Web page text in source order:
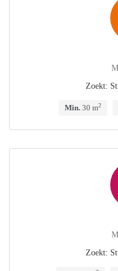
Zoekt:
Min.30 m2
Zoekt: